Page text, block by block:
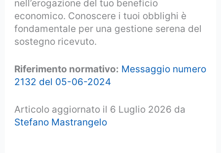
nell’erogazione del tuo beneficio
economico. Conoscere i tuoi obblighi è
fondamentale per una gestione serena del
sostegno ricevuto.
Riferimento normativo: Messaggio numero
2132 del 05-06-2024
Articolo aggiornato il 6 Luglio 2026 da
Stefano Mastrangelo